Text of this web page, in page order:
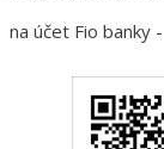
na účet Fio banky -